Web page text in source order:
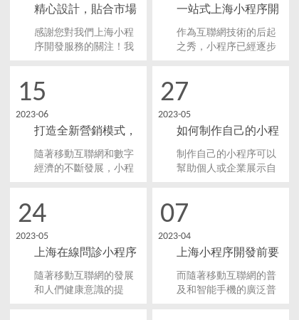
精心設計，貼合市場
需求的上海小程序開
發服務！
感謝您對我們上海小程
序開發服務的關注！我
戶提供精心設計、貼合
服務。 作為一家專業的
小程序開發公司，我們
擁有一支經驗豐富、技
術過硬的開發團隊。
一站式上海小程序開
發服務，為你的業務
注入創新動力
作為互聯網技術的后起
之秀，小程序已經逐步
能和交互，成為了許多
選。而在這其中，上海
小程序開發市場逐步發
展壯大，不僅為企業提
供了更多的選擇，還為
其注入了更多的創新動
15
2023-06
打造全新營銷模式，
上海小程序開發助您
領跑行業變革！
隨著移動互聯網和數字
經濟的不斷發展，小程
海，小程序開發更是得
家的青睞。今天，我們
就來探討一下，上海小
程序開發如何助您領跑
行業變革。
27
2023-05
如何制作自己的小程
序，上海小程序開發
詳細步驟分享
制作自己的小程序可以
幫助個人或企業展示自
驗。在這篇文中，我們
的詳細步驟，幫助您快
速制作出自己的小程
序。
24
2023-05
上海在線問診小程序
開發，這些功能你了
解嗎？
隨著移動互聯網的發展
和人們健康意識的提
07
2023-04
上海小程序開發前要
做哪些規劃？
而隨著移動互聯網的普
及和智能手機的廣泛普